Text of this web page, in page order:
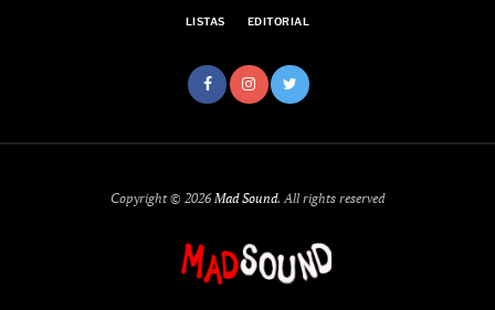
LISTAS EDITORIAL
Copyright © 2026Mad Sound. All rights reserved